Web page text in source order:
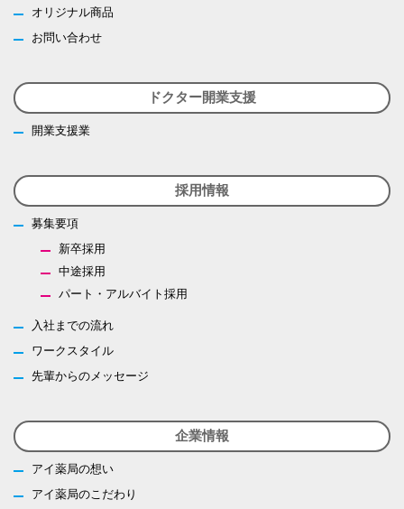
オリジナル商品
お問い合わせ
ドクター開業支援
開業支援業
採用情報
募集要項
新卒採用
中途採用
パート・アルバイト採用
入社までの流れ
ワークスタイル
先輩からのメッセージ
企業情報
アイ薬局の想い
アイ薬局のこだわり